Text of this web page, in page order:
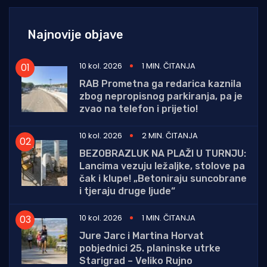
Najnovije objave
10 kol. 2026
1 MIN. ČITANJA
RAB Prometna ga redarica kaznila
zbog nepropisnog parkiranja, pa je
zvao na telefon i prijetio!
10 kol. 2026
2 MIN. ČITANJA
BEZOBRAZLUK NA PLAŽI U TURNJU:
Lancima vezuju ležaljke, stolove pa
čak i klupe! „Betoniraju suncobrane
i tjeraju druge ljude“
10 kol. 2026
1 MIN. ČITANJA
Jure Jarc i Martina Horvat
pobjednici 25. planinske utrke
Starigrad – Veliko Rujno